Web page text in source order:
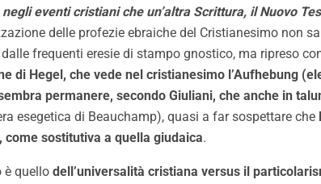
eventi cristiani che un’altra Scrittura, il Nuovo
delle profezie ebraiche del Cristianesimo non
frequenti eresie di stampo gnostico, ma ripreso
di Hegel, che vede nel cristianesimo l’Aufhebung
permanere, secondo Giuliani, che anche in
esegetica di Beauchamp), quasi a far sospettare che
sostitutiva a quella giudaica.
è quello dell’universalità cristiana versus il